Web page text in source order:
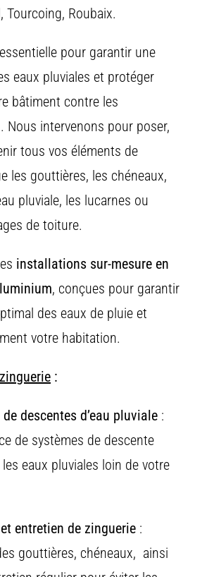
Tourcoing, Roubaix.
essentielle pour garantir une
eaux pluviales et protéger
bâtiment contre les
Nous intervenons pour poser,
tous vos éléments de
les gouttières, les chéneaux,
pluviale, les lucarnes ou
de toiture.
installations sur-mesure en
, conçues pour garantir
des eaux de pluie et
votre habitation.
:
de descentes d’eau pluviale :
de systèmes de descente
les eaux pluviales loin de votre
et entretien de zinguerie :
gouttières, chéneaux, ainsi